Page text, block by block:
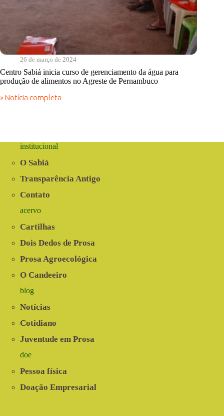
26 de março de 2024
Centro Sabiá inicia curso de gerenciamento da água para
produção de alimentos no Agreste de Pernambuco
» Notícia completa
Centro
gerenciamento
água
produção
alimentos
Agreste
Pernambuco
institucional
O Sabiá
Transparência Antigo
Contato
acervo
Cartilhas
Dois Dedos de Prosa
Prosa Agroecológica
O Candeeiro
blog
Notícias
Cotidiano
Juventude em Prosa
doe
Pessoa física
Doação Empresarial